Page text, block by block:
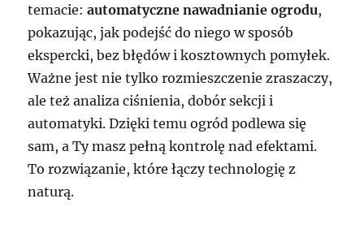
temacie:automatyczne nawadnianie ogrodu,
pokazując, jak podejść do niego w sposób
ekspercki, bez błędów i kosztownych pomyłek.
Ważne jest nie tylko rozmieszczenie zraszaczy,
ale też analiza ciśnienia, dobór sekcji i
automatyki. Dzięki temu ogród podlewa się
sam, a Ty masz pełną kontrolę nad efektami.
To rozwiązanie, które łączy technologię z
naturą.